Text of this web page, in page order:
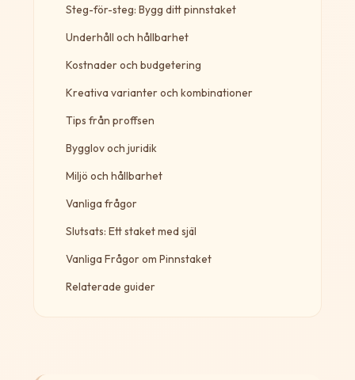
Steg-för-steg: Bygg ditt pinnstaket
Underhåll och hållbarhet
Kostnader och budgetering
Kreativa varianter och kombinationer
Tips från proffsen
Bygglov och juridik
Miljö och hållbarhet
Vanliga frågor
Slutsats: Ett staket med själ
Vanliga Frågor om Pinnstaket
Relaterade guider